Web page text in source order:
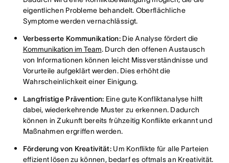
eigentlichen Probleme behandelt. Oberflächliche
Symptome werden vernachlässigt.
Verbesserte Kommunikation:Die Analyse fördert die
Kommunikation im Team. Durch den offenen Austausch
von Informationen können leicht Missverständnisse und
Vorurteile aufgeklärt werden. Dies erhöht die
Wahrscheinlichkeit einer Einigung.
Langfristige Prävention: Eine gute Konfliktanalyse hilft
dabei, wiederkehrende Muster zu erkennen. Dadurch
können in Zukunft bereits frühzeitig Konflikte erkannt und
Maßnahmen ergriffen werden.
Förderung von Kreativität:Um Konflikte für alle Parteien
effizient lösen zu können, bedarf es oftmals an Kreativität.